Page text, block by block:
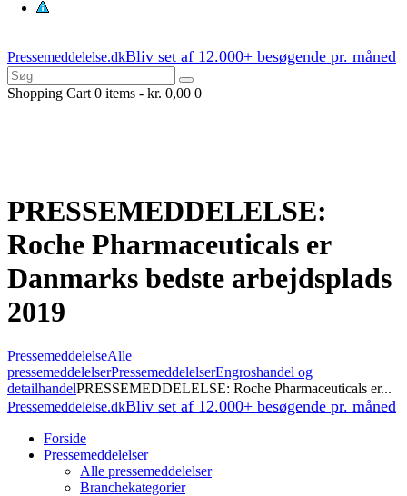
Pressemeddelelse.dkBliv set af 12.000+ besøgende pr. måned
Shopping Cart 0 items - kr. 0,00 0
PRESSEMEDDELELSE:
Roche Pharmaceuticals er
Danmarks bedste arbejdsplads
2019
PressemeddelelseAlle
pressemeddelelserPressemeddelelserEngroshandel og
detailhandelPRESSEMEDDELELSE: Roche Pharmaceuticals er...
Pressemeddelelse.dkBliv set af 12.000+ besøgende pr. måned
Forside
Pressemeddelelser
Alle pressemeddelelser
Branchekategorier